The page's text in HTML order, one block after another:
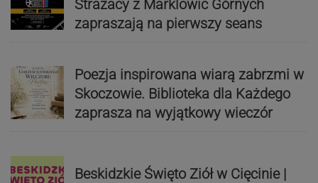
Strażacy z Marklowic Górnych
zapraszają na pierwszy seans
Poezja inspirowana wiarą zabrzmi w
Skoczowie. Biblioteka dla Każdego
zaprasza na wyjątkowy wieczór
Beskidzkie Święto Ziół w Cięcinie |